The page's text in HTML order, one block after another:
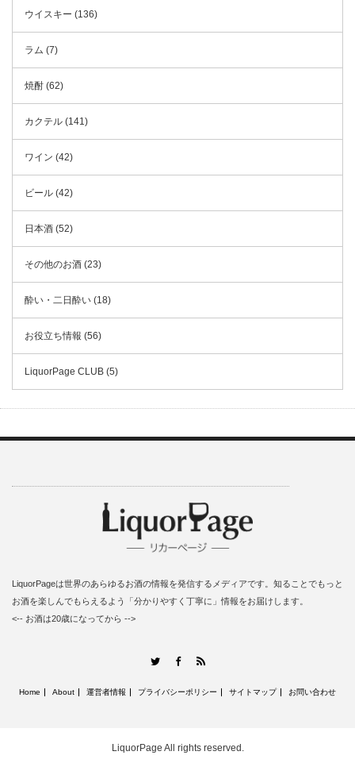
ウイスキー (136)
ラム (7)
焼酎 (62)
カクテル (141)
ワイン (42)
ビール (42)
日本酒 (52)
その他のお酒 (23)
酔い・二日酔い (18)
お役立ち情報 (56)
LiquorPage CLUB (5)
LiquorPageは世界のあらゆるお酒の情報を発信するメディアです。知ることでもっと
お酒を楽しんでもらえるよう「分かりやすく丁寧に」情報をお届けします。
<-- お酒は20歳になってから -->
TwitterFacebook
Home About 運営者情報 プライバシーポリシー サイトマップ お問い合わせ
LiquorPage All rights reserved.